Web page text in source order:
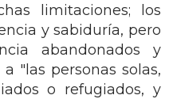
limitaciones; los
y sabiduría, pero
abandonados y
"las personas solas,
o refugiados, y